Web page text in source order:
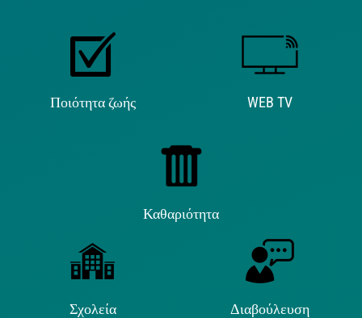
Ποιότητα ζωής WEB TV
Καθαριότητα
Σχολεία Διαβούλευση